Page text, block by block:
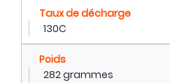
Taux de décharge
130C
Poids
282 grammes